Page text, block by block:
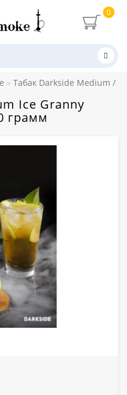
0
Табак Darkside Medium /
Ice Granny
грамм